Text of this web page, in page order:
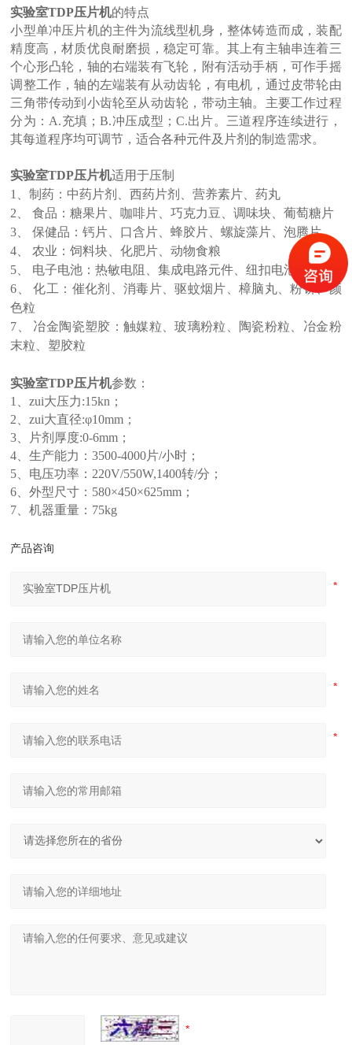
实验室TDP压片机的特点
小型单冲压片机的主件为流线型机身，整体铸造而成，装配
精度高，材质优良耐磨损，稳定可靠。其上有主轴串连着三
个心形凸轮，轴的右端装有飞轮，附有活动手柄，可作手摇
调整工作，轴的左端装有从动齿轮，有电机，通过皮带轮由
三角带传动到小齿轮至从动齿轮，带动主轴。主要工作过程
分为：A.充填；B.冲压成型；C.出片。三道程序连续进行，
其每道程序均可调节，适合各种元件及片剂的制造需求。
实验室TDP压片机适用于压制
1、制药：中药片剂、西药片剂、营养素片、药丸
2、 食品：糖果片、咖啡片、巧克力豆、调味块、葡萄糖片
3、 保健品：钙片、口含片、蜂胶片、螺旋藻片、泡腾片
4、 农业：饲料块、化肥片、动物食粮
5、 电子电池：热敏电阻、集成电路元件、纽扣电池
6、 化工：催化剂、消毒片、驱蚊烟片、樟脑丸、粉饼、颜
色粒
7、 冶金陶瓷塑胶：触媒粒、玻璃粉粒、陶瓷粉粒、冶金粉
末粒、塑胶粒
实验室TDP压片机参数：
1、zui大压力:15kn；
2、zui大直径:φ10mm；
3、片剂厚度:0-6mm；
4、生产能力：3500-4000片/小时；
5、电压功率：220V/550W,1400转/分；
6、外型尺寸：580×450×625mm；
7、机器重量：75kg
产品咨询